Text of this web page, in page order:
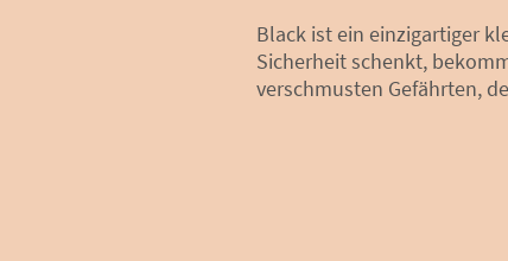
Black ist ein einzigartiger
Sicherheit schenkt,
verschmusten Gefährten,